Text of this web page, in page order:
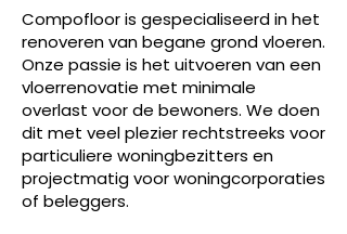
Compofloor is gespecialiseerd in het
renoveren van begane grond vloeren.
Onze passie is het uitvoeren van een
vloerrenovatie met minimale
overlast voor de bewoners. We doen
dit met veel plezier rechtstreeks voor
particuliere woningbezitters en
projectmatig voor woningcorporaties
of beleggers.